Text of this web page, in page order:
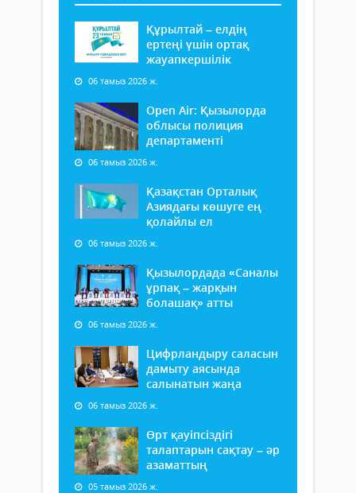
Құрылтай – елдің
ертеңі үшін ортақ
жауапкершілік
06 тамыз 2026 ж.
Open Air: Қызылорда
облысы полиция
департаменті
06 тамыз 2026 ж.
Қазақстан Орталық
Азиядағы көшуге ең
қолайлы ел
06 тамыз 2026 ж.
Қызылордада «Саналы
ұрпақ – жарқын
болашақ» атты
06 тамыз 2026 ж.
Цифрландыру саласын
дамыту аясында
салынатын жаңа
06 тамыз 2026 ж.
Өрт қауіпсіздігі
талаптарын сақтау – әр
азаматтың
05 тамыз 2026 ж.